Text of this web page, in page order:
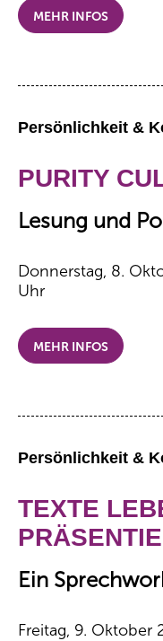
MEHR INFOS
Persönlichkeit &
PURITY
Lesung und
Donnerstag, 8.
Uhr
MEHR INFOS
Persönlichkeit &
TEXTE
Ein
Freitag, 9. Oktober